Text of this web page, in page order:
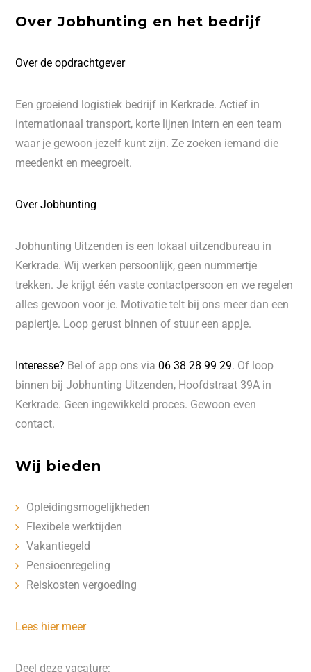
Over Jobhunting en het bedrijf
Over de opdrachtgever
Een groeiend logistiek bedrijf in Kerkrade. Actief in
internationaal transport, korte lijnen intern en een team
waar je gewoon jezelf kunt zijn. Ze zoeken iemand die
meedenkt en meegroeit.
Over Jobhunting
Jobhunting Uitzenden is een lokaal uitzendbureau in
Kerkrade. Wij werken persoonlijk, geen nummertje
trekken. Je krijgt één vaste contactpersoon en we regelen
alles gewoon voor je. Motivatie telt bij ons meer dan een
papiertje. Loop gerust binnen of stuur een appje.
Interesse? Bel of app ons via06 38 28 99 29. Of loop
binnen bij Jobhunting Uitzenden, Hoofdstraat 39A in
Kerkrade. Geen ingewikkeld proces. Gewoon even
contact.
Wij bieden
Opleidingsmogelijkheden
Flexibele werktijden
Vakantiegeld
Pensioenregeling
Reiskosten vergoeding
Lees hier meer
Deel deze vacature: